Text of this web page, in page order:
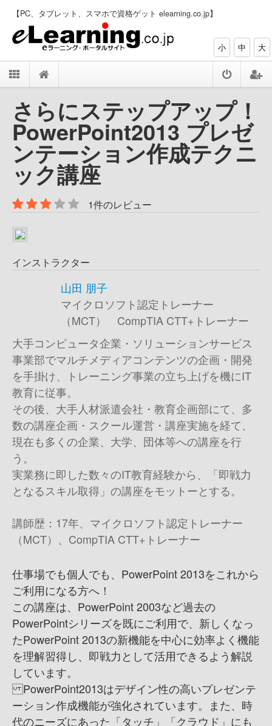
【PC、タブレット、スマホで資格ゲット elearning.co.jp】
小 中 大
さらにステップアップ！
PowerPoint2013 プレゼ
ンテーション作成テクニ
ック講座
1件のレビュー
インストラクター
山田 朋子
マイクロソフト認定トレーナー
（MCT） CompTIA CTT+トレーナー
大手コンピュータ企業・ソリューションサービス
事業部でマルチメディアコンテンツの企画・開発
を手掛け、トレーニング事業の立ち上げを機にIT
教育に従事。
その後、大手人材派遣会社・教育企画部にて、多
数の講座企画・スクール運営・講座実施を経て、
現在も多くの企業、大学、団体等への講座を行
う。
実業務に即した数々のIT教育経験から、「即戦力
となるスキル取得」の講座をモットーとする。
講師歴：17年、マイクロソフト認定トレーナー
（MCT）、CompTIA CTT+トレーナー
仕事場でも個人でも、PowerPoint 2013をこれから
ご利用になる方へ！
この講座は、PowerPoint 2003など過去の
PowerPointシリーズを既にご利用で、新しくなっ
たPowerPoint 2013の新機能を中心に効率よく機能
を理解習得し、即戦力として活用できるよう解説
しています。
PowerPoint2013はデザイン性の高いプレゼンテ
ーション作成機能が強化されています。 また、時
代のニーズにあった「タッチ」「クラウド」にも